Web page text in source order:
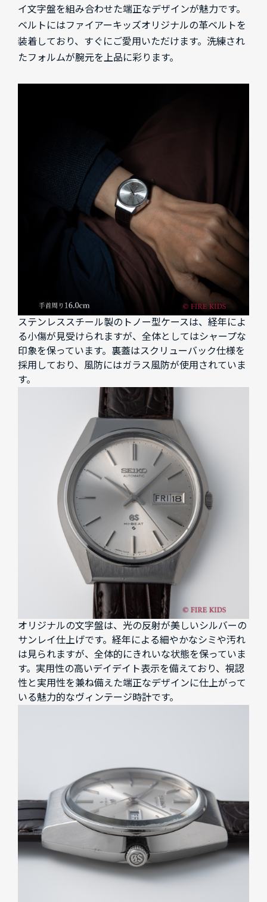
イ文字盤を組み合わせた端正なデザインが魅力です。
ベルトにはファイアーキッズオリジナルの革ベルトを
装着しており、すぐにご愛用いただけます。洗練され
たフォルムが腕元を上品に彩ります。
ステンレススチール製のトノー型ケースは、経年によ
る小傷が見受けられますが、全体としてはシャープな
印象を保っています。裏蓋はスクリューバック仕様を
採用しており、風防にはガラス風防が使用されていま
す。
オリジナルの文字盤は、光の反射が美しいシルバーの
サンレイ仕上げです。経年による細やかなシミや汚れ
は見られますが、全体的にきれいな状態を保っていま
す。実用性の高いデイデイト表示を備えており、視認
性と実用性を兼ね備えた端正なデザインに仕上がって
いる魅力的なヴィンテージ時計です。